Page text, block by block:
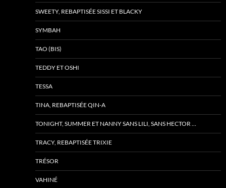
SWEETY, REBAPTISÉE SISSI ET BLACKY
SYMBAH
TAO (BIS)
TEDDY ET OSHI
TESSA
TINA, REBAPTISÉE QIN-A
TONIGHT, SUMMER ET NANNY SANS LILI, SANS HECTOR …
TRACY, REBAPTISÉE TRIXIE
TRÉSOR
VAHINÉ